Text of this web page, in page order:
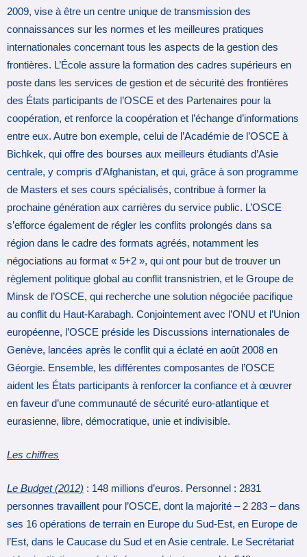
2009, vise à être un centre unique de transmission des
connaissances sur les normes et les meilleures pratiques
internationales concernant tous les aspects de la gestion des
frontières. L’École assure la formation des cadres supérieurs en
poste dans les services de gestion et de sécurité des frontières
des États participants de l’OSCE et des Partenaires pour la
coopération, et renforce la coopération et l’échange d’informations
entre eux. Autre bon exemple, celui de l’Académie de l’OSCE à
Bichkek, qui offre des bourses aux meilleurs étudiants d’Asie
centrale, y compris d’Afghanistan, et qui, grâce à son programme
de Masters et ses cours spécialisés, contribue à former la
prochaine génération aux carrières du service public. L’OSCE
s’efforce également de régler les conflits prolongés dans sa
région dans le cadre des formats agréés, notamment les
négociations au format « 5+2 », qui ont pour but de trouver un
règlement politique global au conflit transnistrien, et le Groupe de
Minsk de l’OSCE, qui recherche une solution négociée pacifique
au conflit du Haut-Karabagh. Conjointement avec l’ONU et l’Union
européenne, l’OSCE préside les Discussions internationales de
Genève, lancées après le conflit qui a éclaté en août 2008 en
Géorgie. Ensemble, les différentes composantes de l’OSCE
aident les États participants à renforcer la confiance et à œuvrer
en faveur d’une communauté de sécurité euro-atlantique et
eurasienne, libre, démocratique, unie et indivisible.
Les chiffres
Le Budget (2012) : 148 millions d’euros. Personnel : 2831
personnes travaillent pour l’OSCE, dont la majorité – 2 283 – dans
ses 16 opérations de terrain en Europe du Sud-Est, en Europe de
l’Est, dans le Caucase du Sud et en Asie centrale. Le Secrétariat